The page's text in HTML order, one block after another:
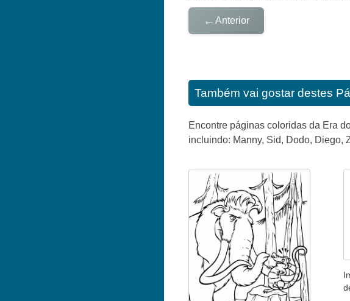
← Anterior
Também vai gostar destes
Encontre páginas coloridas da Era
incluindo: Manny, Sid, Dodo, Diego,